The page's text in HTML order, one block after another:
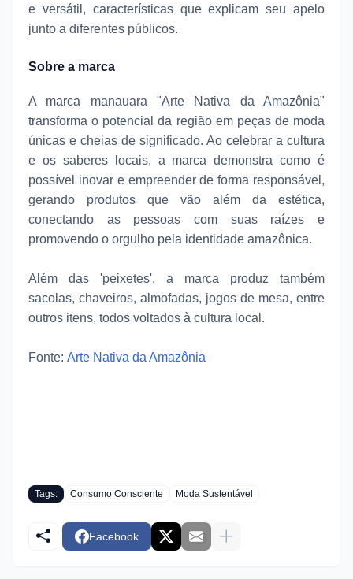
e versátil, características que explicam seu apelo
junto a diferentes públicos.
Sobre a marca
A marca manauara "Arte Nativa da Amazônia"
transforma o potencial da região em peças de moda
únicas e cheias de significado. Ao celebrar a cultura
e os saberes locais, a marca demonstra como é
possível inovar e empreender de forma responsável,
gerando produtos que vão além da estética,
conectando as pessoas com suas raízes e
promovendo o orgulho pela identidade amazônica.
Além das 'peixetes', a marca produz também
sacolas, chaveiros, almofadas, jogos de mesa, entre
outros itens, todos voltados à cultura local.
Fonte: Arte Nativa da Amazônia
Tags: Consumo Consciente Moda Sustentável
Facebook